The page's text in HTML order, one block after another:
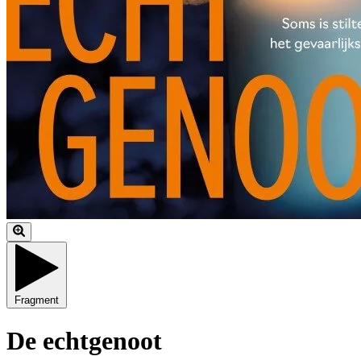
Fragment
De echtgenoot